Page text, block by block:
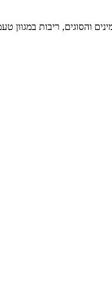
ריבות במגוון